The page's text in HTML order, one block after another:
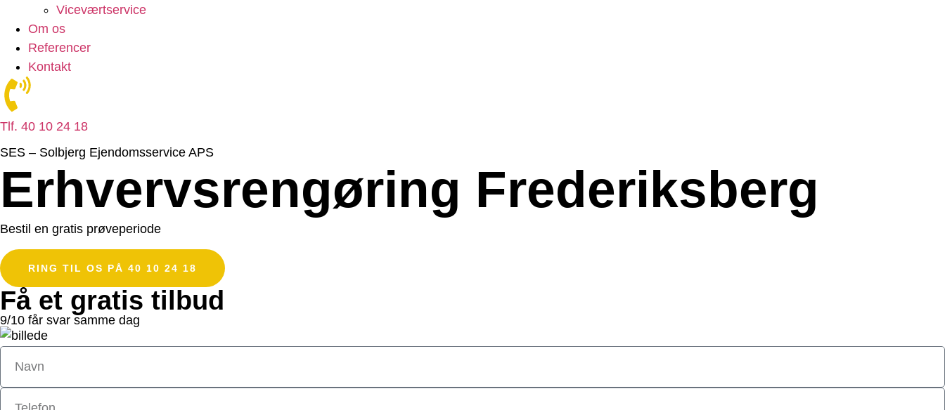
Viceværtservice
Om os
Referencer
Kontakt
Tlf. 40 10 24 18
SES – Solbjerg Ejendomsservice APS
Erhvervsrengøring Frederiksberg
Bestil en gratis prøveperiode
RING TIL OS PÅ 40 10 24 18
Få et gratis tilbud
9/10 får svar samme dag